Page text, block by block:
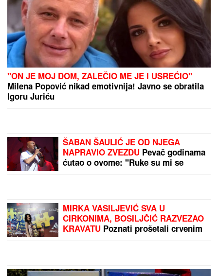
(FOTO) SOFIJA JEDVA DOČEKALA
NAŠ GLUMAC (52) VERIO